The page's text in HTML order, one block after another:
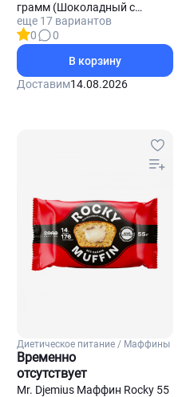
грамм (Шоколадный с
начинкой Молочный
шоколад)
еще 17 вариантов
0
0
В корзину
Доставим14.08.2026
Диетическое питание / Маффины
Временно
отсутствует
Mr. Djemius Маффин Rocky 55